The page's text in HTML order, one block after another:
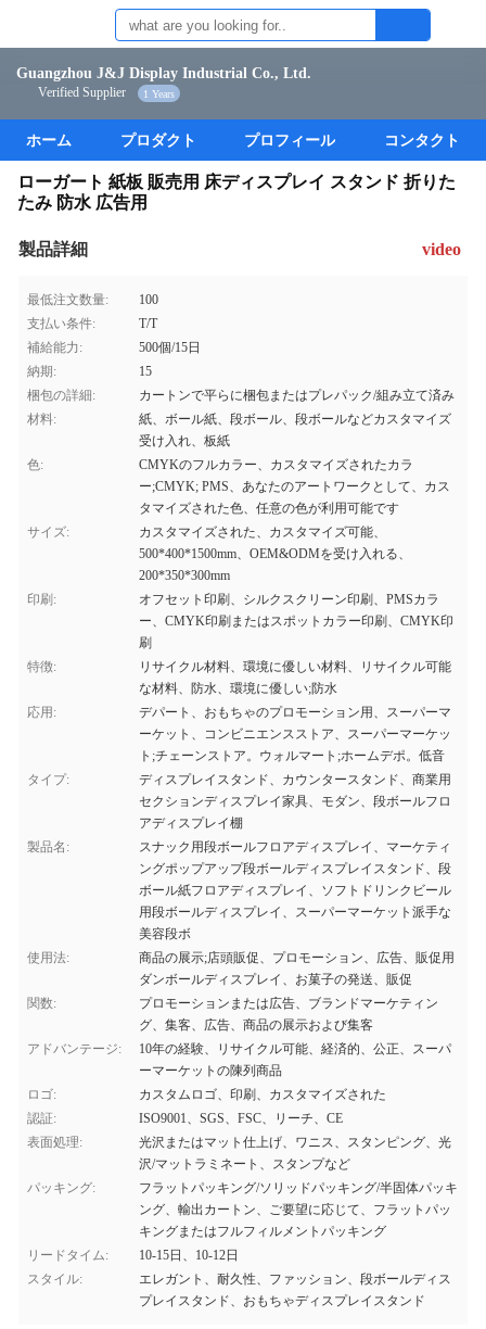
Guangzhou J&J Display Industrial Co., Ltd.
Verified Supplier 1 Years
ホーム プロダクト プロフィール コンタクト
ローガート 紙板 販売用 床ディスプレイ スタンド 折りた
たみ 防水 広告用
製品詳細 video
最低注文数量:
100
支払い条件:
T/T
補給能力:
500個/15日
納期:
15
梱包の詳細:
カートンで平らに梱包またはプレパック/組み立て済み
材料:
紙、ボール紙、段ボール、段ボールなどカスタマイズ
受け入れ、板紙
色:
CMYKのフルカラー、カスタマイズされたカラ
ー;CMYK; PMS、あなたのアートワークとして、カス
タマイズされた色、任意の色が利用可能です
サイズ:
カスタマイズされた、カスタマイズ可能、
500*400*1500mm、OEM&ODMを受け入れる、
200*350*300mm
印刷:
オフセット印刷、シルクスクリーン印刷、PMSカラ
ー、CMYK印刷またはスポットカラー印刷、CMYK印
刷
特徴:
リサイクル材料、環境に優しい材料、リサイクル可能
な材料、防水、環境に優しい;防水
応用:
デパート、おもちゃのプロモーション用、スーパーマ
ーケット、コンビニエンスストア、スーパーマーケッ
ト;チェーンストア。ウォルマート;ホームデポ。低音
タイプ:
ディスプレイスタンド、カウンタースタンド、商業用
セクションディスプレイ家具、モダン、段ボールフロ
アディスプレイ棚
製品名:
スナック用段ボールフロアディスプレイ、マーケティ
ングポップアップ段ボールディスプレイスタンド、段
ボール紙フロアディスプレイ、ソフトドリンクビール
用段ボールディスプレイ、スーパーマーケット派手な
美容段ボ
使用法:
商品の展示;店頭販促、プロモーション、広告、販促用
ダンボールディスプレイ、お菓子の発送、販促
関数:
プロモーションまたは広告、ブランドマーケティン
グ、集客、広告、商品の展示および集客
アドバンテージ:
10年の経験、リサイクル可能、経済的、公正、スーパ
ーマーケットの陳列商品
ロゴ:
カスタムロゴ、印刷、カスタマイズされた
認証:
ISO9001、SGS、FSC、リーチ、CE
表面処理:
光沢またはマット仕上げ、ワニス、スタンピング、光
沢/マットラミネート、スタンプなど
パッキング:
フラットパッキング/ソリッドパッキング/半固体パッキ
ング、輸出カートン、ご要望に応じて、フラットパッ
キングまたはフルフィルメントパッキング
リードタイム:
10-15日、10-12日
スタイル:
エレガント、耐久性、ファッション、段ボールディス
プレイスタンド、おもちゃディスプレイスタンド